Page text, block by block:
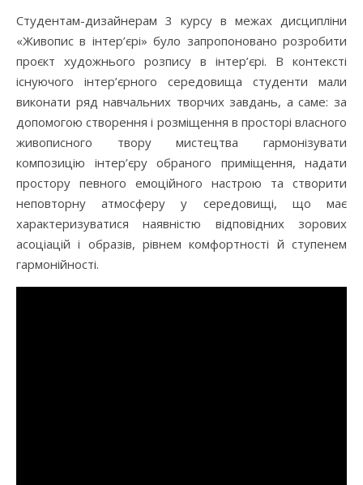
Студентам-дизайнерам 3 курсу в межах дисципліни
«Живопис в інтер’єрі» було запропоновано розробити
проєкт художнього розпису в інтер’єрі. В контексті
існуючого інтер’єрного середовища студенти мали
виконати ряд навчальних творчих завдань, а саме: за
допомогою створення і розміщення в просторі власного
живописного твору мистецтва гармонізувати
композицію інтер’єру обраного приміщення, надати
простору певного емоційного настрою та створити
неповторну атмосферу у середовищі, що має
характеризуватися наявністю відповідних зорових
асоціацій і образів, рівнем комфортності й ступенем
гармонійності.